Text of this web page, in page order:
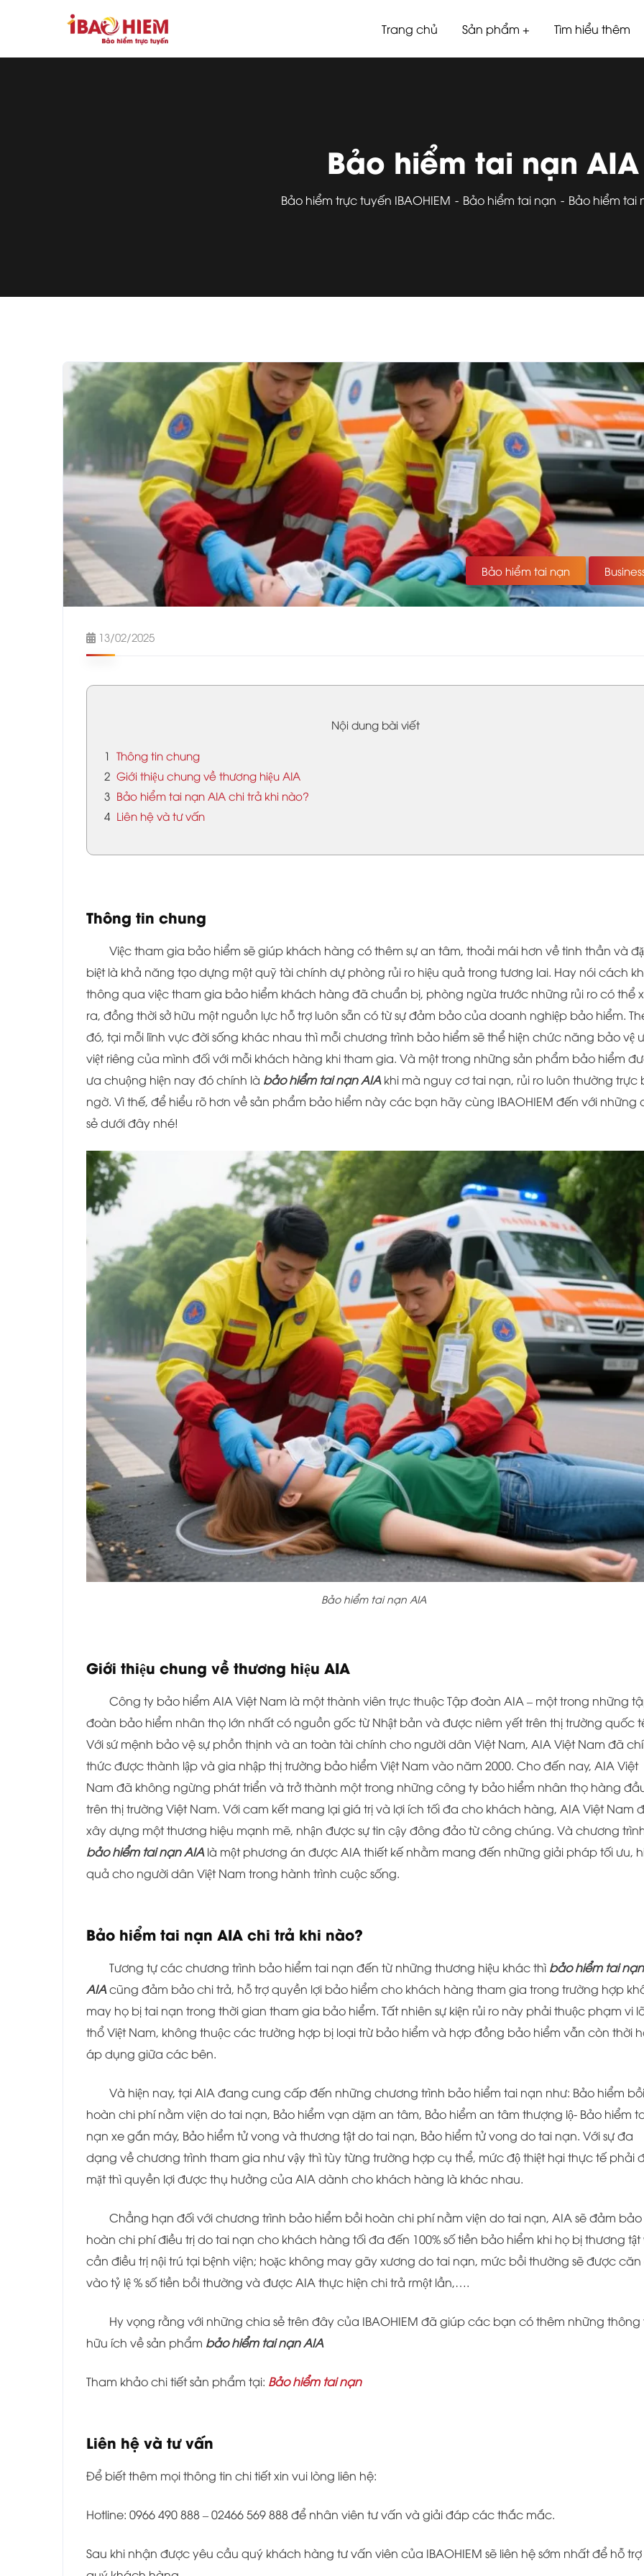
Trang chủ Sản phẩm Tìm hiểu thêm
Bảo hiểm tai nạn AIA
Bảo hiểm trực tuyến IBAOHIEM Bảo hiểm tai nạn Bảo hiểm tai
Bảo hiểm tai nạn
13/02/2025
Nội dung bài viết
1 Thông tin chung
2 Giới thiệu chung về thương hiệu AIA
3 Bảo hiểm tai nạn AIA chi trả khi nào?
4 Liên hệ và tư vấn
Thông tin chung
Việc tham gia bảo hiểm sẽ giúp khách hàng có thêm sự an tâm, thoải mái hơn về tinh thần và
biệt là khả năng tạo dựng một quỹ tài chính dự phòng rủi ro hiệu quả trong tương lai. Hay nói cách
thông qua việc tham gia bảo hiểm khách hàng đã chuẩn bị, phòng ngừa trước những rủi ro có thể
ra, đồng thời sở hữu một nguồn lực hỗ trợ luôn sẵn có từ sự đảm bảo của doanh nghiệp bảo hiểm.
đó, tại mỗi lĩnh vực đời sống khác nhau thì mỗi chương trình bảo hiểm sẽ thể hiện chức năng bảo vệ
việt riêng của mình đối với mỗi khách hàng khi tham gia. Và một trong những sản phẩm bảo hiểm
ưa chuộng hiện nay đó chính là bảo hiểm tai nạn AIA khi mà nguy cơ tai nạn, rủi ro luôn thường trực
ngờ. Vì thế, để hiểu rõ hơn về sản phẩm bảo hiểm này các bạn hãy cùng IBAOHIEM đến với những
sẻ dưới đây nhé!
Bảo hiểm tai nạn AIA
Giới thiệu chung về thương hiệu AIA
Công ty bảo hiểm AIA Việt Nam là một thành viên trực thuộc Tập đoàn AIA – một trong những
đoàn bảo hiểm nhân thọ lớn nhất có nguồn gốc từ Nhật bản và được niêm yết trên thị trường quốc
Với sứ mệnh bảo vệ sự phồn thịnh và an toàn tài chính cho người dân Việt Nam, AIA Việt Nam đã
thức được thành lập và gia nhập thị trường bảo hiểm Việt Nam vào năm 2000. Cho đến nay, AIA Việt
Nam đã không ngừng phát triển và trở thành một trong những công ty bảo hiểm nhân thọ hàng
trên thị trường Việt Nam. Với cam kết mang lại giá trị và lợi ích tối đa cho khách hàng, AIA Việt Nam
xây dựng một thương hiệu mạnh mẽ, nhận được sự tin cậy đông đảo từ công chúng. Và chương
bảo hiểm tai nạn AIA là một phương án được AIA thiết kế nhằm mang đến những giải pháp tối ưu,
quả cho người dân Việt Nam trong hành trình cuộc sống.
Bảo hiểm tai nạn AIA chi trả khi nào?
Tương tự các chương trình bảo hiểm tai nạn đến từ những thương hiệu khác thì bảo hiểm tai nạn
AIAcũng đảm bảo chi trả, hỗ trợ quyền lợi bảo hiểm cho khách hàng tham gia trong trường hợp
may họ bị tai nạn trong thời gian tham gia bảo hiểm. Tất nhiên sự kiện rủi ro này phải thuộc phạm vi
thổ Việt Nam, không thuộc các trường hợp bị loại trừ bảo hiểm và hợp đồng bảo hiểm vẫn còn thời
áp dụng giữa các bên.
Và hiện nay, tại AIA đang cung cấp đến những chương trình bảo hiểm tai nạn như: Bảo hiểm bồi
hoàn chi phí nằm viện do tai nạn, Bảo hiểm vạn dặm an tâm, Bảo hiểm an tâm thượng lộ- Bảo hiểm
nạn xe gắn máy, Bảo hiểm tử vong và thương tật do tai nạn, Bảo hiểm tử vong do tai nạn. Với sự đa
dạng về chương trình tham gia như vậy thì tùy từng trường hợp cụ thể, mức độ thiệt hại thực tế phải
mặt thì quyền lợi được thụ hưởng của AIA dành cho khách hàng là khác nhau.
Chẳng hạn đối với chương trình bảo hiểm bồi hoàn chi phí nằm viện do tai nạn, AIA sẽ đảm
hoàn chi phí điều trị do tai nạn cho khách hàng tối đa đến 100% số tiền bảo hiểm khi họ bị thương tật
cần điều trị nội trú tại bệnh viện; hoặc không may gãy xương do tai nạn, mức bồi thường sẽ được
vào tỷ lệ % số tiền bồi thường và được AIA thực hiện chi trả rmột lần,….
Hy vọng rằng với những chia sẻ trên đây của IBAOHIEM đã giúp các bạn có thêm những thông
hữu ích về sản phẩm bảo hiểm tai nạn AIA
Tham khảo chi tiết sản phẩm tại: Bảo hiểm tai nạn
Liên hệ và tư vấn
Để biết thêm mọi thông tin chi tiết xin vui lòng liên hệ:
Hotline: 0966 490 888 – 02466 569 888 để nhân viên tư vấn và giải đáp các thắc mắc.
Sau khi nhận được yêu cầu quý khách hàng tư vấn viên của IBAOHIEM sẽ liên hệ sớm nhất để hỗ trợ